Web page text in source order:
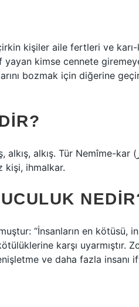
kişiler aile fertleri ve
yayan kimse cennete
bozmak için diğerine
kişi, ihmalkar.
“İnsanların en kötüsü,
karşı uyarmıştır.
ve daha fazla